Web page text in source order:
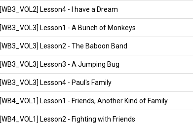
[WB3_VOL2] Lesson4 - I have a Dream
[WB3_VOL3] Lesson1 - A Bunch of Monkeys
[WB3_VOL3] Lesson2 - The Baboon Band
[WB3_VOL3] Lesson3 - A Jumping Bug
[WB3_VOL3] Lesson4 - Paul's Family
[WB4_VOL1] Lesson1 - Friends, Another Kind of Family
[WB4_VOL1] Lesson2 - Fighting with Friends